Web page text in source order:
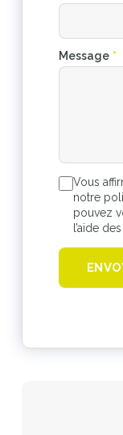
Message *
Vous
notre
pouvez
l’aide